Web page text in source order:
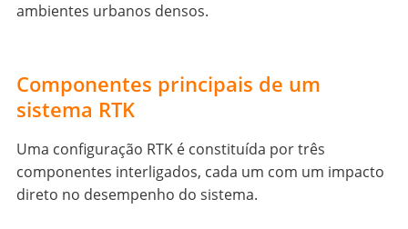
ambientes urbanos densos.
Componentes principais de um
sistema RTK
Uma configuração RTK é constituída por três
componentes interligados, cada um com um impacto
direto no desempenho do sistema.